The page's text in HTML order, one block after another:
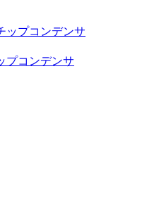
プコンデンサ